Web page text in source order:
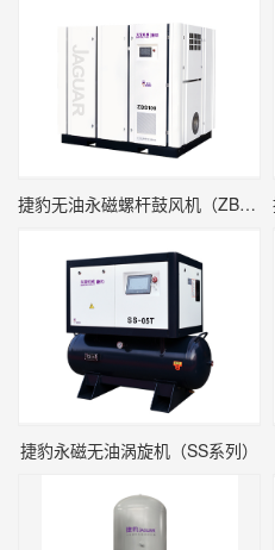
捷豹无油永磁螺杆鼓风机（ZBS系列）
捷豹永磁无油涡旋机（SS系列）